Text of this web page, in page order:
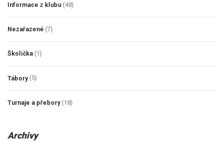
Informace z klubu (48)
Nezařazené (7)
Školička (1)
Tábory(5)
Turnaje a přebory(18)
Archivy